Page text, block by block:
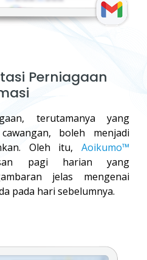
Perniagaan
terutamanya yang
boleh menjadi
Oleh itu,Aoikumo™
pagi harian yang
jelas mengenai
pada hari sebelumnya.